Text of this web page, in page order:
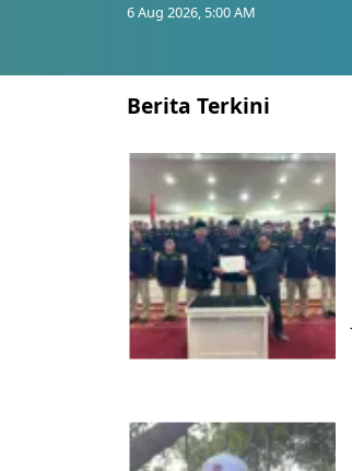
6 Aug 2026, 5:00 AM
Berita Terkini